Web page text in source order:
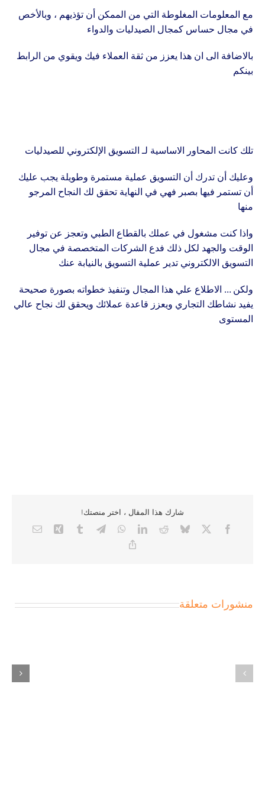
مع المعلومات المغلوطة التي من الممكن أن تؤذيهم ، وبالأخص
في مجال حساس كمجال الصيدليات والدواء
بالاضافة الى ان هذا يعزز من ثقة العملاء فيك ويقوي من الرابط
بينكم
تلك كانت المحاور الاساسية لـ التسويق الإلكتروني للصيدليات
وعليك أن تدرك أن التسويق عملية مستمرة وطويلة يجب عليك
أن تستمر فيها بصبر فهي في النهاية تحقق لك النجاح المرجو
منها
واذا كنت مشغول في عملك بالقطاع الطبي وتعجز عن توفير
الوقت والجهد لكل ذلك فدع الشركات المتخصصة في مجال
التسويق الالكتروني تدير عملية التسويق بالنيابة عنك
ولكن … الاطلاع علي هذا المجال وتنفيذ خطواته بصورة صحيحة
يفيد نشاطك التجاري ويعزز قاعدة عملائك ويحقق لك نجاح عالي
المستوى
شارك هذا المقال ، اختر منصتك!
Facebook
X
Bluesky
Reddit
LinkedIn
WhatsApp
Telegram
Tumblr
Xing
Email
منشورات متعلقة
Üzərindəki